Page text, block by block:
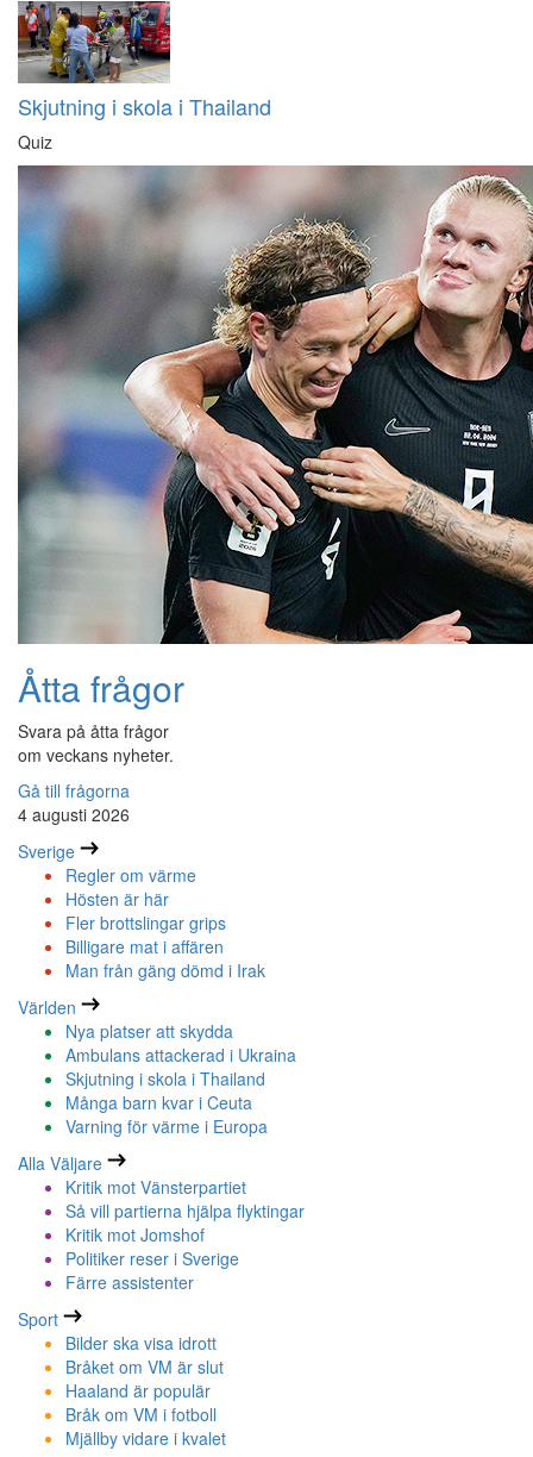
Skjutning i skola i Thailand
Quiz
Åtta frågor
Svara på åtta frågor
om veckans nyheter.
Gå till frågorna
4 augusti 2026
Sverige
Regler om värme
Hösten är här
Fler brottslingar grips
Billigare mat i affären
Man från gäng dömd i Irak
Världen
Nya platser att skydda
Ambulans attackerad i Ukraina
Skjutning i skola i Thailand
Många barn kvar i Ceuta
Varning för värme i Europa
Alla Väljare
Kritik mot Vänsterpartiet
Så vill partierna hjälpa flyktingar
Kritik mot Jomshof
Politiker reser i Sverige
Färre assistenter
Sport
Bilder ska visa idrott
Bråket om VM är slut
Haaland är populär
Bråk om VM i fotboll
Mjällby vidare i kvalet